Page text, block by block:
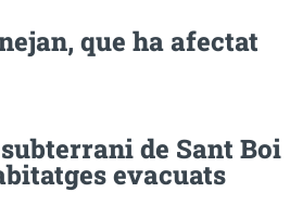
que ha afectat
de Sant Boi
evacuats